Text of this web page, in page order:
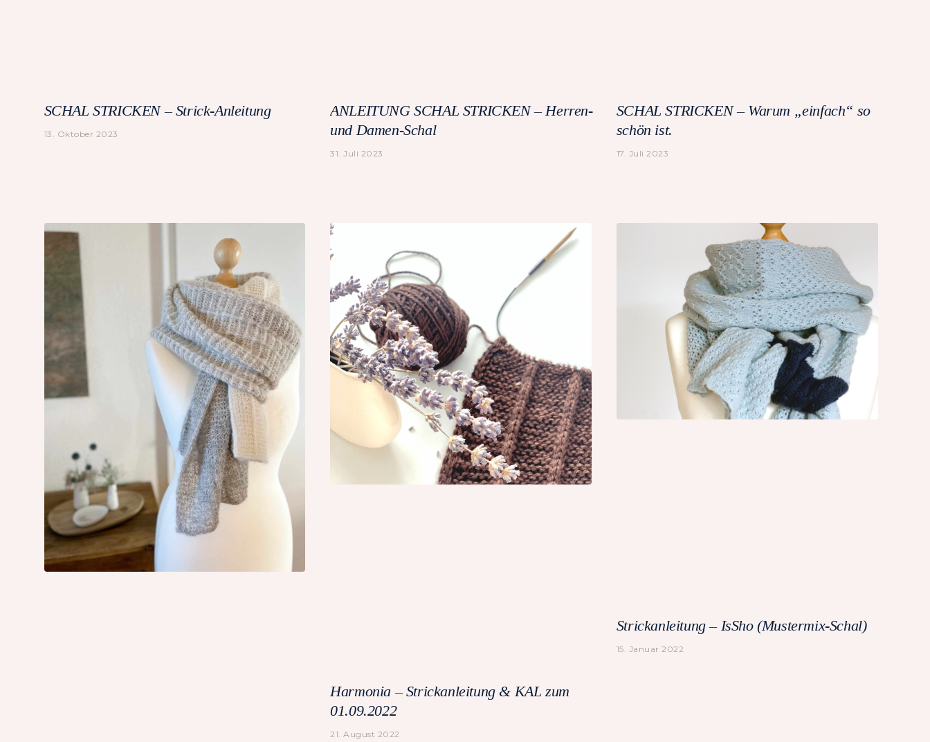
SCHAL STRICKEN – Strick-Anleitung
13. Oktober 2023
ANLEITUNG SCHAL STRICKEN – Herren-
und Damen-Schal
31. Juli 2023
SCHAL STRICKEN – Warum „einfach“ so
schön ist.
17. Juli 2023
Harmonia – Strickanleitung & KAL zum
01.09.2022
21. August 2022
Strickanleitung – IsSho (Mustermix-Schal)
15. Januar 2022